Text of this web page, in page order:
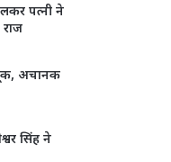
पत्नी ने
अचानक
सिंह ने